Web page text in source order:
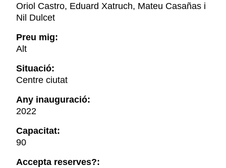
Oriol Castro, Eduard Xatruch, Mateu Casañas i
Nil Dulcet
Preu mig:
Alt
Situació:
Centre ciutat
Any inauguració:
2022
Capacitat:
90
Accepta reserves?: